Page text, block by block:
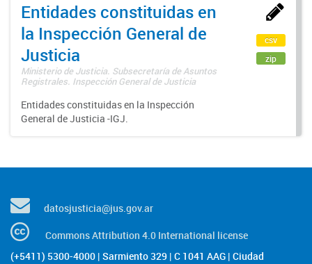
Entidades constituidas en
la Inspección General de
Justicia
Ministerio de Justicia. Subsecretaría de Asuntos
Registrales. Inspección General de Justicia
Entidades constituidas en la Inspección
General de Justicia -IGJ.
csv
zip
datosjusticia@jus.gov.ar
Commons Attribution 4.0 International license
(+5411) 5300-4000 | Sarmiento 329 | C 1041 AAG | Ciudad